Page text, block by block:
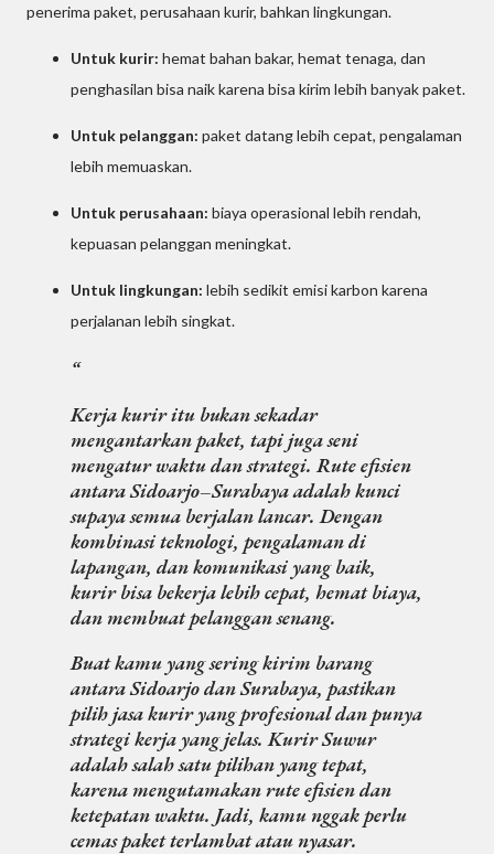
penerima paket, perusahaan kurir, bahkan lingkungan.
Untuk kurir: hemat bahan bakar, hemat tenaga, dan
penghasilan bisa naik karena bisa kirim lebih banyak paket.
Untuk pelanggan: paket datang lebih cepat, pengalaman
lebih memuaskan.
Untuk perusahaan: biaya operasional lebih rendah,
kepuasan pelanggan meningkat.
Untuk lingkungan: lebih sedikit emisi karbon karena
perjalanan lebih singkat.
Kerja kurir itu bukan sekadar
mengantarkan paket, tapi juga seni
mengatur waktu dan strategi. Rute efisien
antara Sidoarjo–Surabaya adalah kunci
supaya semua berjalan lancar. Dengan
kombinasi teknologi, pengalaman di
lapangan, dan komunikasi yang baik,
kurir bisa bekerja lebih cepat, hemat biaya,
dan membuat pelanggan senang.
Buat kamu yang sering kirim barang
antara Sidoarjo dan Surabaya, pastikan
pilih jasa kurir yang profesional dan punya
strategi kerja yang jelas.Kurir Suwur
adalah salah satu pilihan yang tepat,
karena mengutamakan rute efisien dan
ketepatan waktu. Jadi, kamu nggak perlu
cemas paket terlambat atau nyasar.